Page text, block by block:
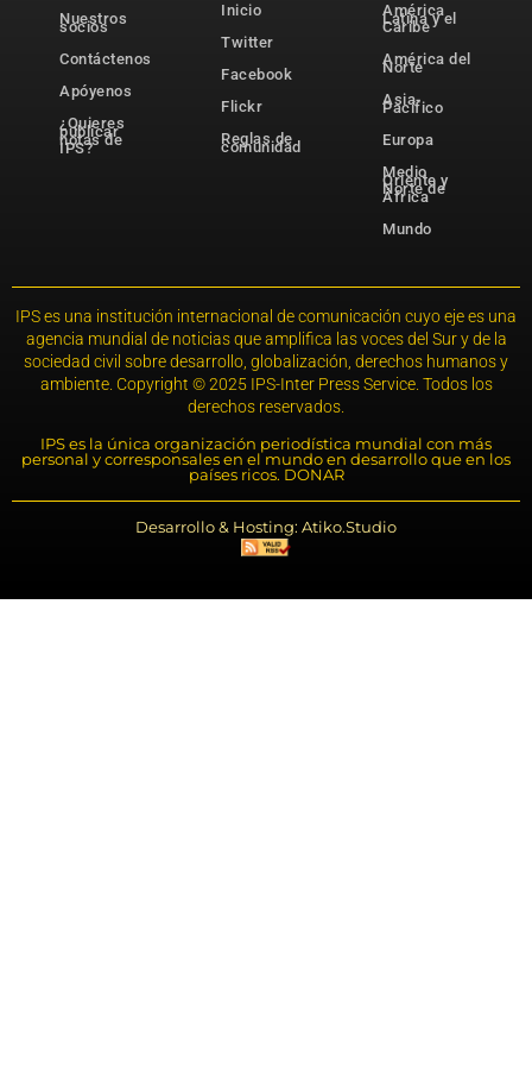
Nuestros
socios
Contáctenos
Apóyenos
¿Quieres
publicar
notas de
IPS?
Inicio
Twitter
Facebook
Flickr
Reglas de
comunidad
América
Latina y el
Caribe
América del
Norte
Asia-
Pacífico
Europa
Medio
Oriente y
Norte de
África
Mundo
IPS es una institución internacional de comunicación cuyo eje es una
agencia mundial de noticias que amplifica las voces del Sur y de la
sociedad civil sobre desarrollo, globalización, derechos humanos y
ambiente. Copyright © 2025 IPS-Inter Press Service. Todos los
derechos reservados.
IPS es la única organización periodística mundial con más
personal y corresponsales en el mundo en desarrollo que en los
países ricos. DONAR
Desarrollo & Hosting: Atiko.Studio